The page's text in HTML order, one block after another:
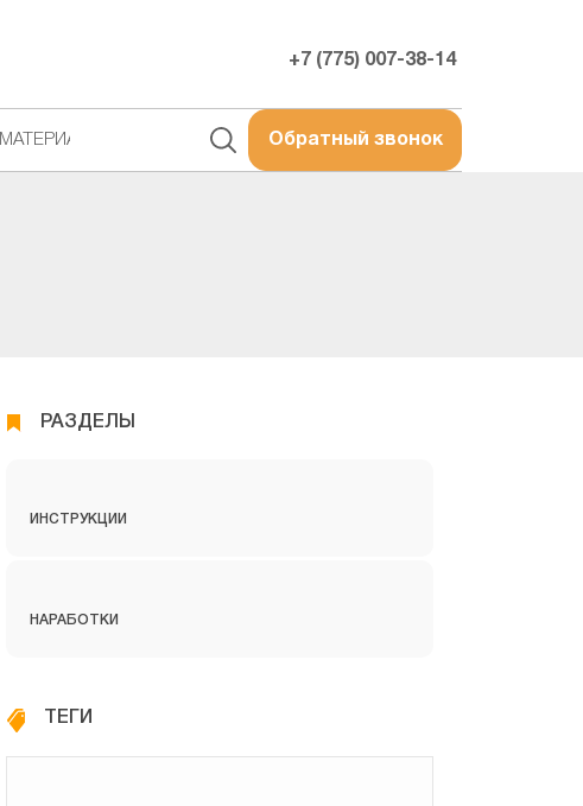
+7 (775) 007-38-14
МАТЕРИАЛЫ Обратный звонок
РАЗДЕЛЫ
ИНСТРУКЦИИ
НАРАБОТКИ
ТЕГИ